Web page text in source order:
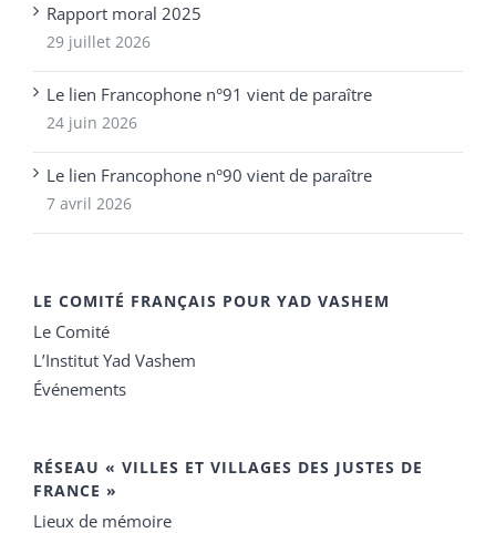
Rapport moral 2025
29 juillet 2026
Le lien Francophone n°91 vient de paraître
24 juin 2026
Le lien Francophone n°90 vient de paraître
7 avril 2026
LE COMITÉ FRANÇAIS POUR YAD VASHEM
Le Comité
L’Institut Yad Vashem
Événements
RÉSEAU « VILLES ET VILLAGES DES JUSTES DE
FRANCE »
Lieux de mémoire